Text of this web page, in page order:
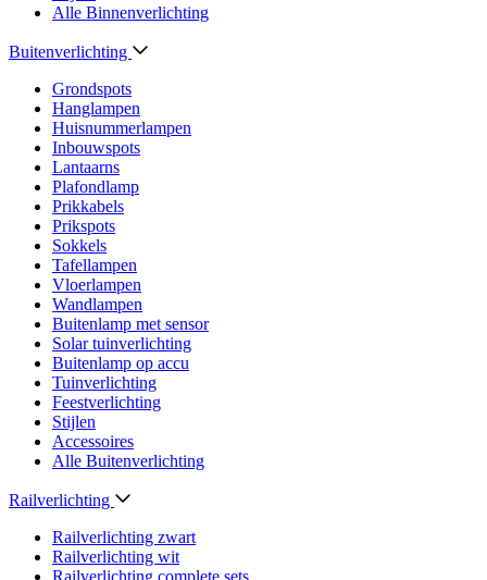
Alle Binnenverlichting
Buitenverlichting
Grondspots
Hanglampen
Huisnummerlampen
Inbouwspots
Lantaarns
Plafondlamp
Prikkabels
Prikspots
Sokkels
Tafellampen
Vloerlampen
Wandlampen
Buitenlamp met sensor
Solar tuinverlichting
Buitenlamp op accu
Tuinverlichting
Feestverlichting
Stijlen
Accessoires
Alle Buitenverlichting
Railverlichting
Railverlichting zwart
Railverlichting wit
Railverlichting complete sets